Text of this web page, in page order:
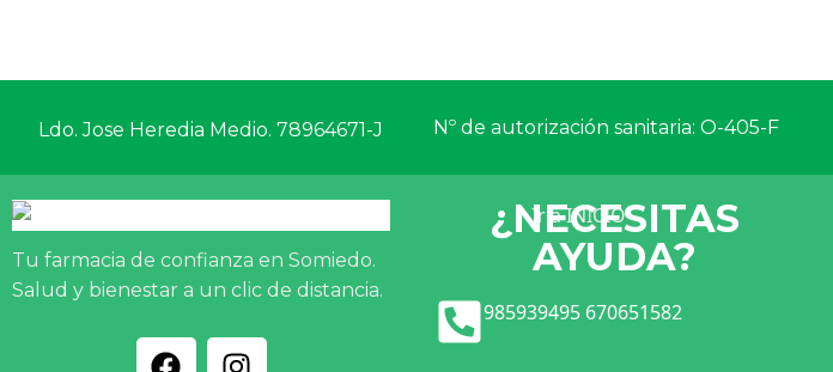
Ldo. Jose Heredia Medio. 78964671-J Nº de autorización sanitaria: O-405-F
Tu farmacia de confianza en Somiedo.
Salud y bienestar a un clic de distancia.
¿NECESITAS
AYUDA?
985939495 670651582